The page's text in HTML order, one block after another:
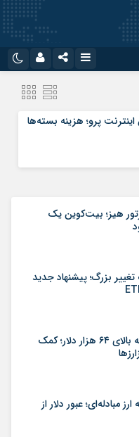
اینترنت پرو؛ هزینه بسته‌ها
هیز؛ بیت‌کوین یک
بزرگ؛ پیشنهاد جدید
بازگشت بیت‌کوین به بالای ۶۴ هزار دلار؛ کمک
مبادله‌ای؛ عبور دلار از